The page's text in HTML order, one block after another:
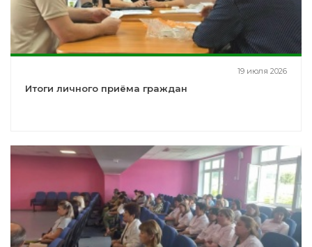
19 июля 2026
Итоги личного приёма граждан